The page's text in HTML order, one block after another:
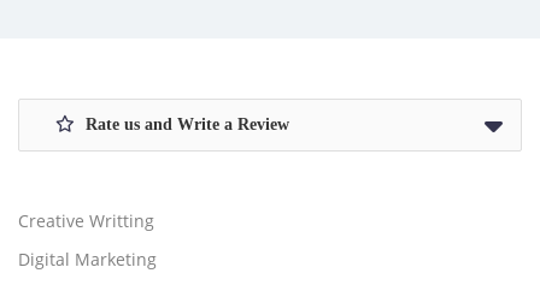
Rate us and Write a Review
Creative Writting
Digital Marketing